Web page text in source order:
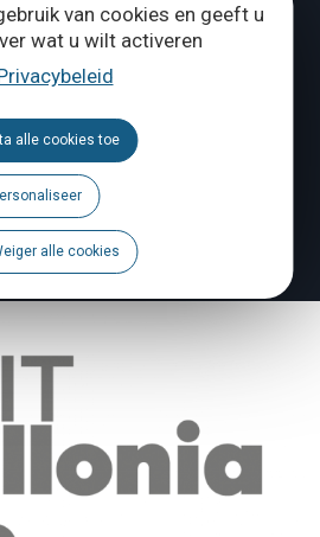
van cookies en geeft u
wat u wilt activeren
alle cookies toe
alle cookies
te melden?